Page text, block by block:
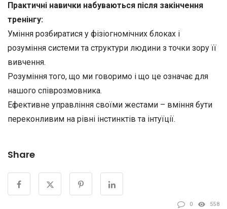
Практичні навички набуваються після закінчення
тренінгу:
Уміння розбиратися у фізіогномічних блоках і
розуміння системи та структури людини з точки зору її
вивчення.
Розуміння того, що ми говоримо і що це означає для
нашого співрозмовника.
Ефективне управління своїми жестами – вміння бути
переконливим на рівні інстинктів та інтуїції.
Share
0 558